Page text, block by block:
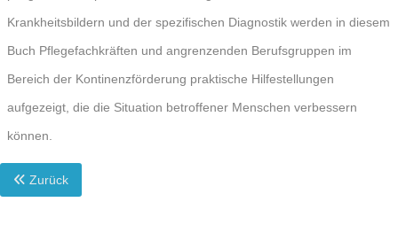
Krankheitsbildern und der spezifischen Diagnostik werden in diesem
Buch Pflegefachkräften und angrenzenden Berufsgruppen im
Bereich der Kontinenzförderung praktische Hilfestellungen
aufgezeigt, die die Situation betroffener Menschen verbessern
können.
Zurück